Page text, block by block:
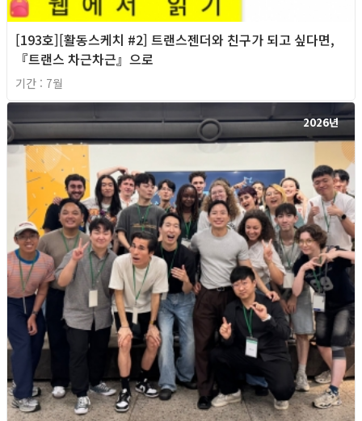
[193호][활동스케치 #2] 트랜스젠더와 친구가 되고 싶다면,
『트랜스 차근차근』으로
기간 : 7월
2026년